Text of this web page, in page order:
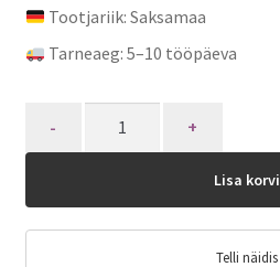
Tootjariik: Saksamaa
Tarneaeg: 5–10 tööpäeva
Lisa korvi
Telli näidis